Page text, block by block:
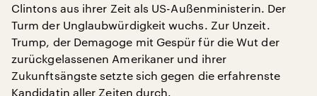
Clintons aus ihrer Zeit als US-Außenministerin. Der
Turm der Unglaubwürdigkeit wuchs. Zur Unzeit.
Trump, der Demagoge mit Gespür für die Wut der
zurückgelassenen Amerikaner und ihrer
Zukunftsängste setzte sich gegen die erfahrenste
Kandidatin aller Zeiten durch.